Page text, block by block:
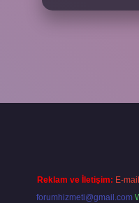
Reklam ve İletişim: E-
forumhizmeti@gmail.com